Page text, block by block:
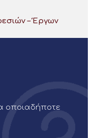
– Έργων
οποιαδήποτε